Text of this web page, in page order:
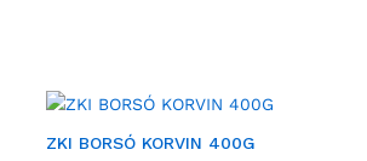
ZKI BORSÓ KORVIN 400G